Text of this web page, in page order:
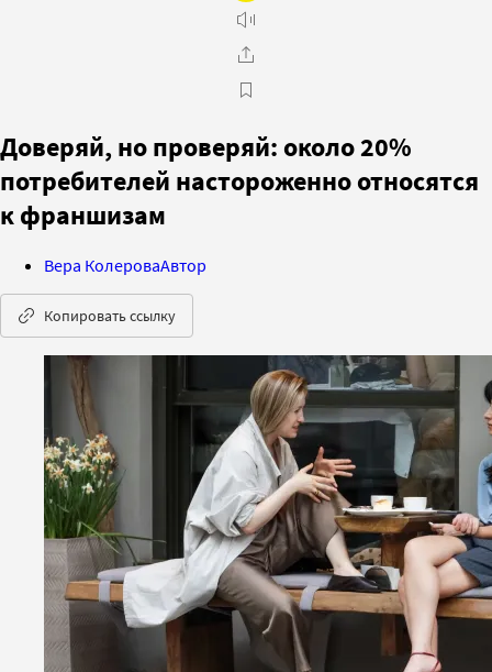
Доверяй, но проверяй: около 20%
потребителей настороженно относятся
к франшизам
Вера КолероваАвтор
Копировать ссылку